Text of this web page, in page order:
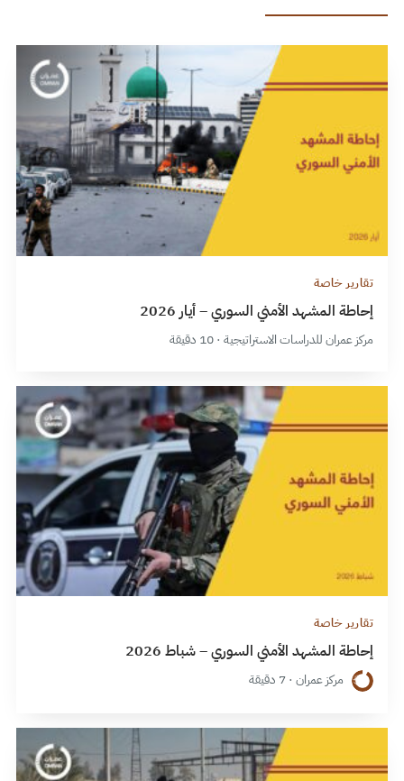
تقارير خاصة
إحاطة المشهد الأمني السوري – أيار 2026
مركز عمران للدراسات الاستراتيجية · 10 دقيقة
تقارير خاصة
إحاطة المشهد الأمني السوري – شباط 2026
مركز عمران · 7 دقيقة